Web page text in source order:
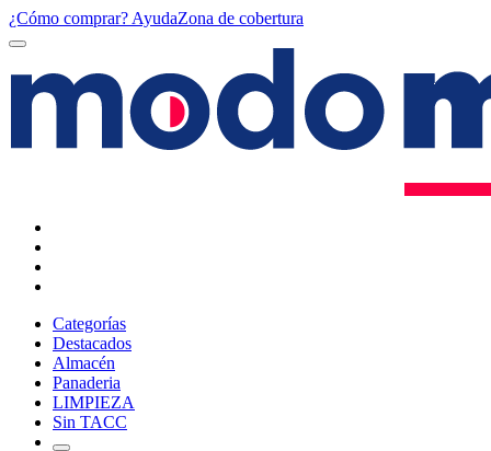
¿Cómo comprar? AyudaZona de cobertura
Categorías
Destacados
Almacén
Panaderia
LIMPIEZA
Sin TACC